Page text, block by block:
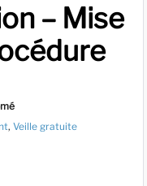
– Mise
, Veille gratuite